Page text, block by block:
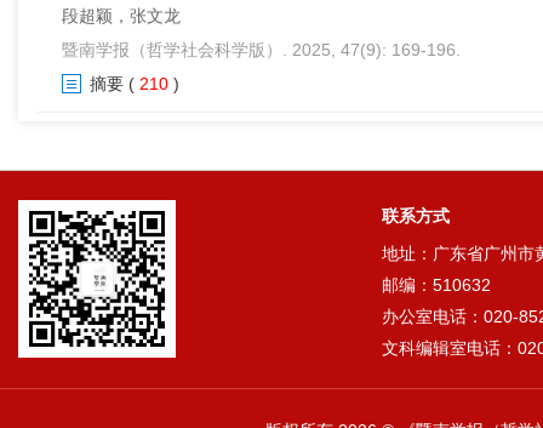
段超颖，张文龙
暨南学报（哲学社会科学版）. 2025, 47(9): 169-196.
摘要 ( 210 )
联系方式
地址：广东省广州市
邮编：510632
办公室电话：020-
文科编辑室电话：